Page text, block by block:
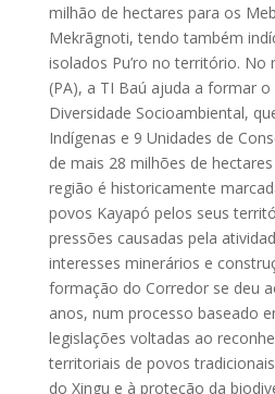
milhão de hectares para os
Mekrãgnoti, tendo também
isolados Pu’ro no território. No
(PA), a TI Baú ajuda a formar o
Diversidade Socioambiental,
Indígenas e 9 Unidades de
de mais 28 milhões de
região é historicamente
povos Kayapó pelos seus
pressões causadas pela
interesses minerários e
formação do Corredor se deu
anos, num processo baseado
legislações voltadas ao
territoriais de povos
do Xingu e à proteção da